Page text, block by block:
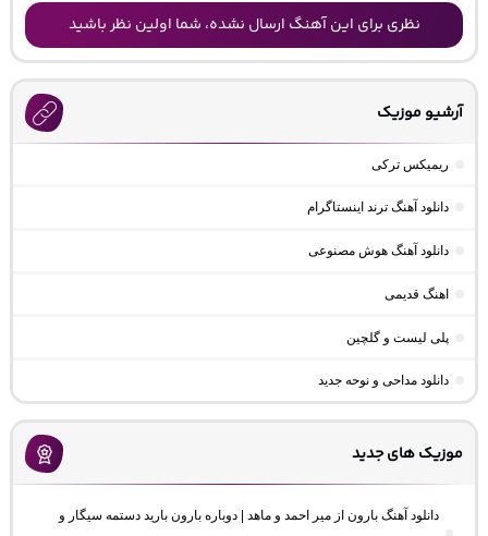
نظری برای این آهنگ ارسال نشده، شما اولین نظر باشید
آرشیو موزیک
ریمیکس ترکی
دانلود آهنگ ترند اینستاگرام
دانلود آهنگ هوش مصنوعی
اهنگ قدیمی
پلی لیست و گلچین
دانلود مداحی و نوحه جدید
موزیک های جدید
دانلود آهنگ بارون از میر احمد و ماهد | دوباره بارون بارید دستمه سیگار و